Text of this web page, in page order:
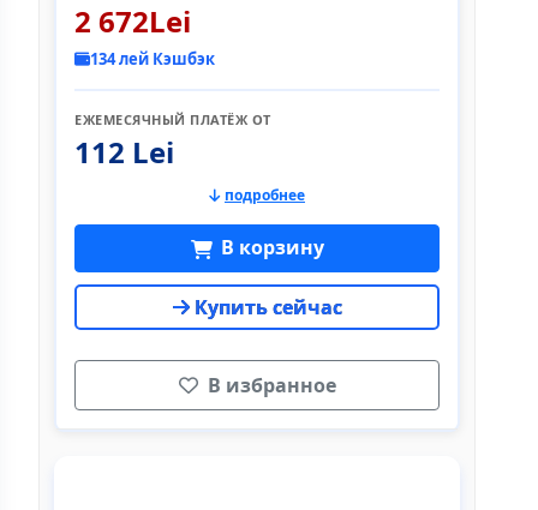
2 672Lei
134 лей Кэшбэк
ЕЖЕМЕСЯЧНЫЙ ПЛАТЁЖ ОТ
112 Lei
подробнее
В корзину
Купить сейчас
В избранное